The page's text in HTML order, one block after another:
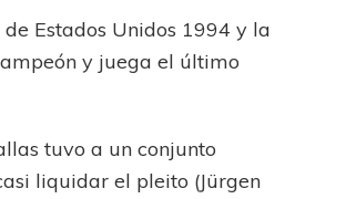
Estados Unidos 1994 y la
y juega el último
tuvo a un conjunto
liquidar el pleito (Jürgen